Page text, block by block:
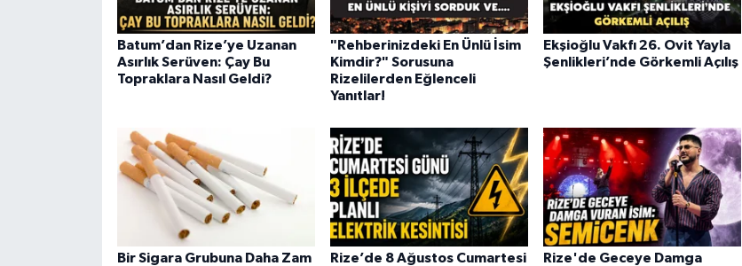
Batum’dan Rize’ye Uzanan
Asırlık Serüven: Çay Bu
Topraklara Nasıl Geldi?
"Rehberinizdeki En Ünlü İsim
Kimdir?" Sorusuna
Rizelilerden Eğlenceli
Yanıtlar!
Ekşioğlu Vakfı 26. Ovit Yayla
Şenlikleri’nde Görkemli Açılış
Bir Sigara Grubuna Daha Zam
Rize’de 8 Ağustos Cumartesi
Rize'de Geceye Damga